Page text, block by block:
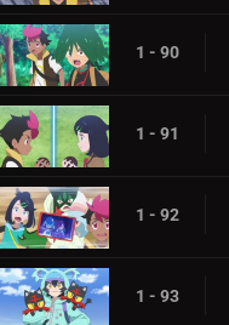
1 - 90
1 - 91
1 - 92
1 - 93